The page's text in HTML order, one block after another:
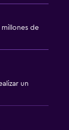
millones de
un